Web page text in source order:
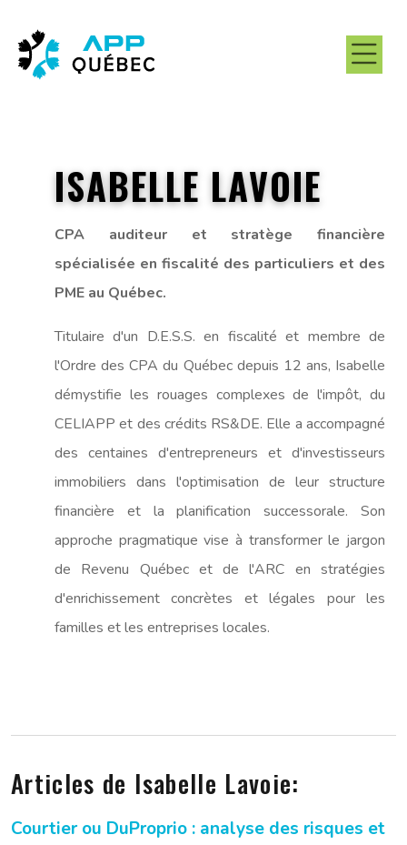
ISABELLE LAVOIE
CPA auditeur et stratège financière
spécialisée en fiscalité des particuliers et des
PME au Québec.
Titulaire d'un D.E.S.S. en fiscalité et membre de
l'Ordre des CPA du Québec depuis 12 ans, Isabelle
démystifie les rouages complexes de l'impôt, du
CELIAPP et des crédits RS&DE. Elle a accompagné
des centaines d'entrepreneurs et d'investisseurs
immobiliers dans l'optimisation de leur structure
financière et la planification successorale. Son
approche pragmatique vise à transformer le jargon
de Revenu Québec et de l'ARC en stratégies
d'enrichissement concrètes et légales pour les
familles et les entreprises locales.
Articles de Isabelle Lavoie:
Courtier ou DuProprio : analyse des risques et